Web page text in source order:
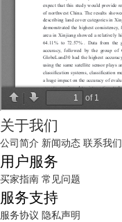
关于我们
公司简介 新闻动态 联系我们
用户服务
买家指南 常见问题
服务支持
服务协议 隐私声明